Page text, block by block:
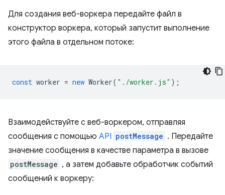
Для создания веб-воркера передайте файл в
конструктор воркера, который запустит выполнение
этого файла в отдельном потоке:
const worker = new Worker( "./worker.js" );
Взаимодействуйте с веб-воркером, отправляя
сообщения с помощью API postMessage . Передайте
значение сообщения в качестве параметра в вызове
postMessage , а затем добавьте обработчик событий
сообщений к воркеру: